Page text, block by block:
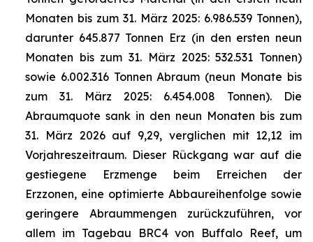
Monaten bis zum 31. März 2025: 6.986.539 Tonnen),
darunter 645.877 Tonnen Erz (in den ersten neun
Monaten bis zum 31. März 2025: 532.531 Tonnen)
sowie 6.002.316 Tonnen Abraum (neun Monate bis
zum 31. März 2025: 6.454.008 Tonnen). Die
Abraumquote sank in den neun Monaten bis zum
31. März 2026 auf 9,29, verglichen mit 12,12 im
Vorjahreszeitraum. Dieser Rückgang war auf die
gestiegene Erzmenge beim Erreichen der
Erzzonen, eine optimierte Abbaureihenfolge sowie
geringere Abraummengen zurückzuführen, vor
allem im Tagebau BRC4 von Buffalo Reef, um